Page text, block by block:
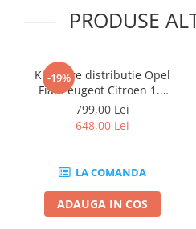
Chei Dinamometrice
Ciocane Dalti si Dornuri
Reparat Filete
Scule Electrice
Aeroterme si Incalzitoare
Lampi si Lanterne
Masini de insurubat si gaurit
PRODUSE
-19%
Kit fixare distributie Opel
Fiat Peugeot Citroen 1.3
CDTI
799,00 Lei
648,00 Lei
LA COMANDA
ADAUGA IN COS